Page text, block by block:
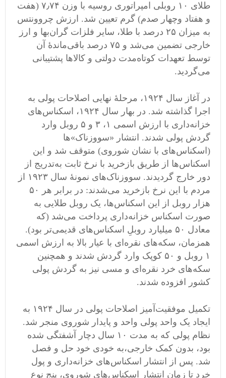
طلای ۱۰ روبلی امپراتوری روسیه با وزن ۷٫۷۴ (هفت
و هفتاد وچهار صدم) گرم تعیین شد. ارزش چروونتس
به میزان ۲۵ درصد با طلا، سایر فلزات گران‌بها و ارز
خارجی تضمین می‌شد و ۷۵ درصد باقی‌ماندۀ آن
توسط تعهدات کوتاه‌مدت دولتی و کالاها پشتیبانی
می‌گردید.
در آغاز سال ۱۹۲۴، مرحلۀ نهایی اصلاحات پولی به
اجرا گذاشته شد. در بهار سال ۱۹۲۴، اسکناس‌های
خزانه‌داری با ارزش اسمی ۱، ۳ و ۵ روبل وارد
گردش پولی شدند. انتشار «سووزناک»‌ها
(اسکناس‌های با نشان شوروی) متوقف شد و این
اسکناس‌ها از طریق بازخرید با نرخ ثابت به‌تدریج از
دور خارج گردیدند. سووزناک‌های نمونۀ سال ۱۹۲۳ از
مردم با این نرخ بازخرید می‌شدند: در برابر هر ۵۰
هزار روبل از این اسکناس‌ها، یک روبل طلایی به
صورت اسکناس خزانه‌داری پرداخت می‌شد (که
معادل ۵۰ میلیارد روبلِ اسکناس‌های قدیمی‌تر بود).
همزمان، سکه‌های نقره‌ای با عیار بالا به ارزش اسمی
۱ روبل و ۵۰ کوپک وارد گردش شدند و همچنین
سکه‌های خرد نقره‌ای و مسی نیز به گردش پولی
کشور افزوده شدند.
تکمیل موفقیت‌آمیز اصلاحات پولی در سال ۱۹۲۴ به
ایجاد یک واحد پولی واحد و پایدار شوروی منجر شد.
نظام پولی که به مدت ۱۰ سال دچار آشفتگی شده
بود، بدون کمک خارجی،به خودی خود حل و فصل
شد. پس از انتشار اسکناس‌های خزانه‌داری و پول
خرد تا زمان انتشار اسکناس‌های شوروی، پنج نوع